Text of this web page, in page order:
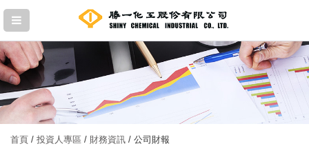
首頁 / 投資人專區 / 財務資訊 / 公司財報